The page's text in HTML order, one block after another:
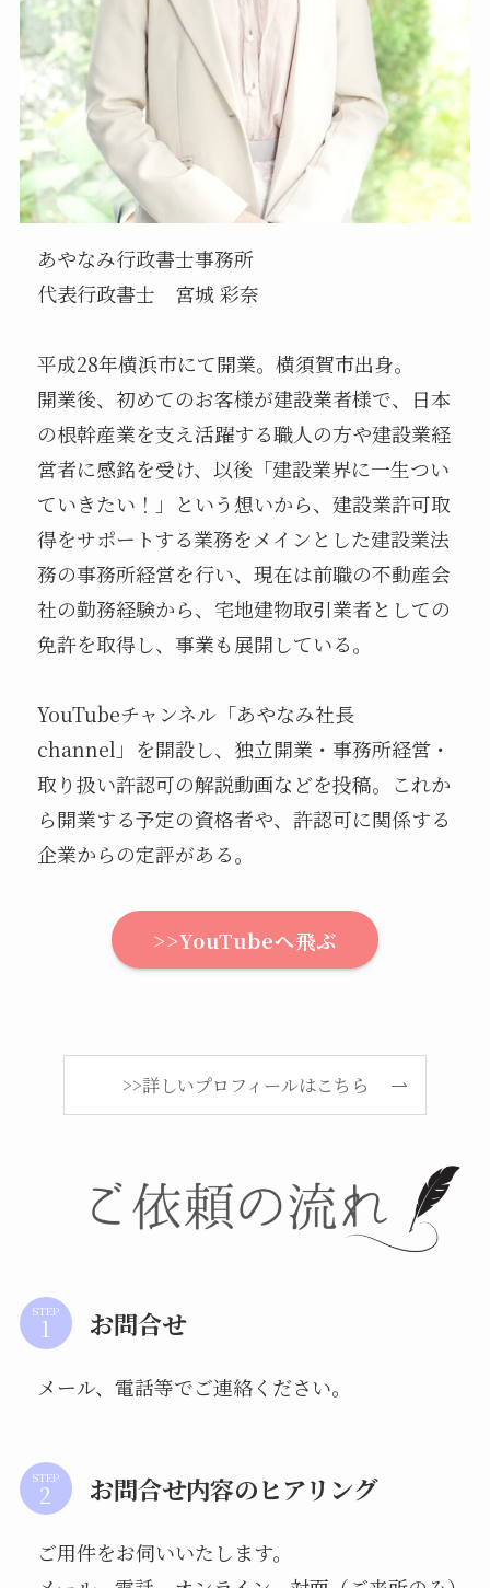
あやなみ行政書士事務所
代表行政書士 宮城 彩奈
平成28年横浜市にて開業。横須賀市出身。
開業後、初めてのお客様が建設業者様で、日本
の根幹産業を支え活躍する職人の方や建設業経
営者に感銘を受け、以後「建設業界に一生つい
ていきたい！」という想いから、建設業許可取
得をサポートする業務をメインとした建設業法
務の事務所経営を行い、現在は前職の不動産会
社の勤務経験から、宅地建物取引業者としての
免許を取得し、事業も展開している。
YouTubeチャンネル「あやなみ社長
channel」を開設し、独立開業・事務所経営・
取り扱い許認可の解説動画などを投稿。これか
ら開業する予定の資格者や、許認可に関係する
企業からの定評がある。
>>YouTubeへ飛ぶ
>>詳しいプロフィールはこちら
STEP お問合せ
メール、電話等でご連絡ください。
STEP お問合せ内容のヒアリング
ご用件をお伺いいたします。